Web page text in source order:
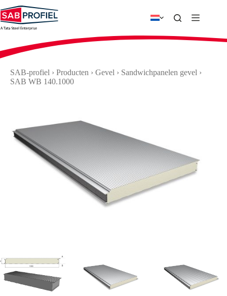
naar
de
inhoud
SAB-profiel › Producten › Gevel › Sandwichpanelen gevel ›
SAB WB 140.1000